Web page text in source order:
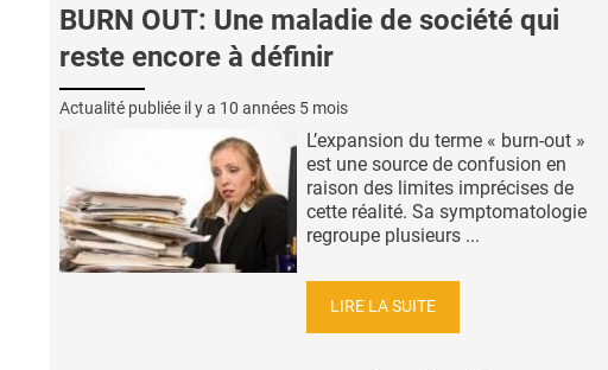
BURN OUT: Une maladie de société qui
reste encore à définir
Actualité publiée il y a 10 années 5 mois
L’expansion du terme « burn-out »
est une source de confusion en
raison des limites imprécises de
cette réalité. Sa symptomatologie
regroupe plusieurs ...
LIRE LA SUITE